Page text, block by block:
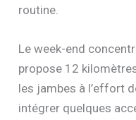
routine.
Le week-end
propose 12
les jambes à l’effort
intégrer quelques